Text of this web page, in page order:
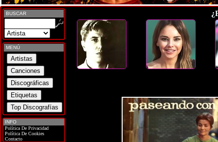
BUSCAR
MENÚ
INFO
Política De Privacidad
Política De Cookies
Contacto